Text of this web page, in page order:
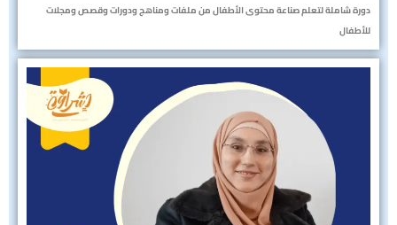
دورة شاملة لتعلم صناعة محتوى الأطفال من ملفات ومناهج ودورات وقصص ومجلات
للأطفال